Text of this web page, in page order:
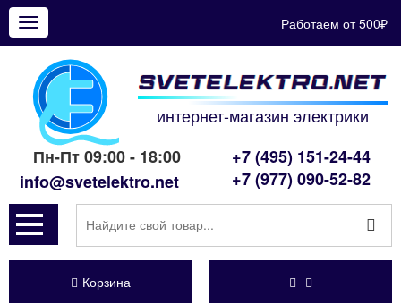
Показать
меню
Работаем от 500₽
интернет-магазин электрики
Пн-Пт 09:00 - 18:00
info@svetelektro.net
+7 (495) 151-24-44
+7 (977) 090-52-82
Корзина